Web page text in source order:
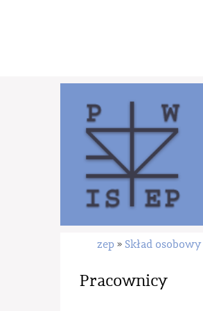
zep » Skład osobowy
Pracownicy